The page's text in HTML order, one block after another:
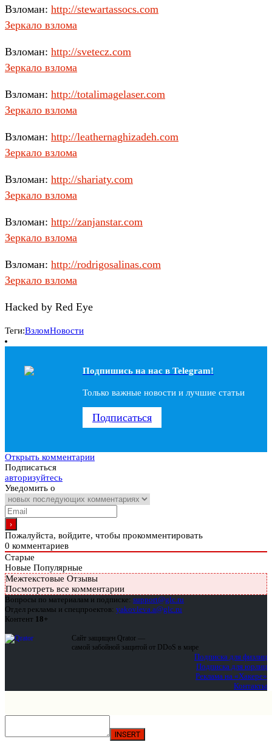
Взломан: http://stewartassocs.com
Зеркало взлома
Взломан: http://svetecz.com
Зеркало взлома
Взломан: http://totalimagelaser.com
Зеркало взлома
Взломан: http://leathernaghizadeh.com
Зеркало взлома
Взломан: http://shariaty.com
Зеркало взлома
Взломан: http://zanjanstar.com
Зеркало взлома
Взломан: http://rodrigosalinas.com
Зеркало взлома
Hacked by Red Eye
Теги:ВзломНовости
Подпишись на наc в Telegram!
Только важные новости и лучшие статьи
Подписаться
Открыть комментарии
Подписаться
авторизуйтесь
Уведомить о
Пожалуйста, войдите, чтобы прокомментировать
0 комментариев
Старые
Новые Популярные
Межтекстовые Отзывы
Посмотреть все комментарии
Вопросы по материалам и подписке: support@glc.ru
Отдел рекламы и спецпроектов: yakovleva.a@glc.ru
Контент 18+
Сайт защищен Qrator —
самой забойной защитой от DDoS в мире
Подписка для физлиц
Подписка для юрлиц
Реклама на «Хакере»
Контакты
INSERT